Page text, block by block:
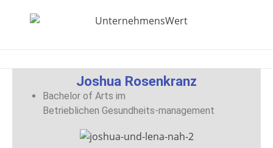
Joshua Rosenkranz
Bachelor of Arts im
Betrieblichen Gesundheits-management